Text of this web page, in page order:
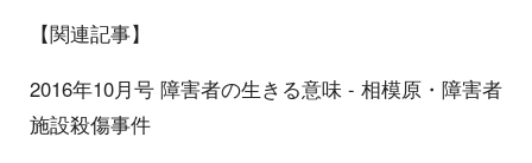
【関連記事】
2016年10月号 障害者の生きる意味 - 相模原・障害者
施設殺傷事件